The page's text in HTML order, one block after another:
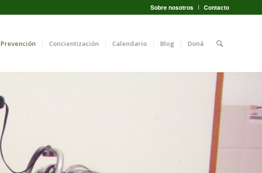
Sobre nosotros Contacto
Prevención Concientización Calendario Blog Doná